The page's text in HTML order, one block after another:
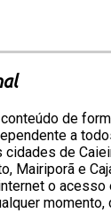
de
a
de
Mairiporã e
o acesso
momento,